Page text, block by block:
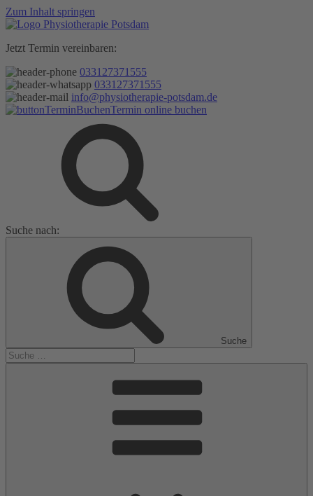
Zum Inhalt springen
Jetzt Termin vereinbaren:
033127371555
033127371555
info@physiotherapie-potsdam.de
Termin online buchen
Suche nach:
Suche